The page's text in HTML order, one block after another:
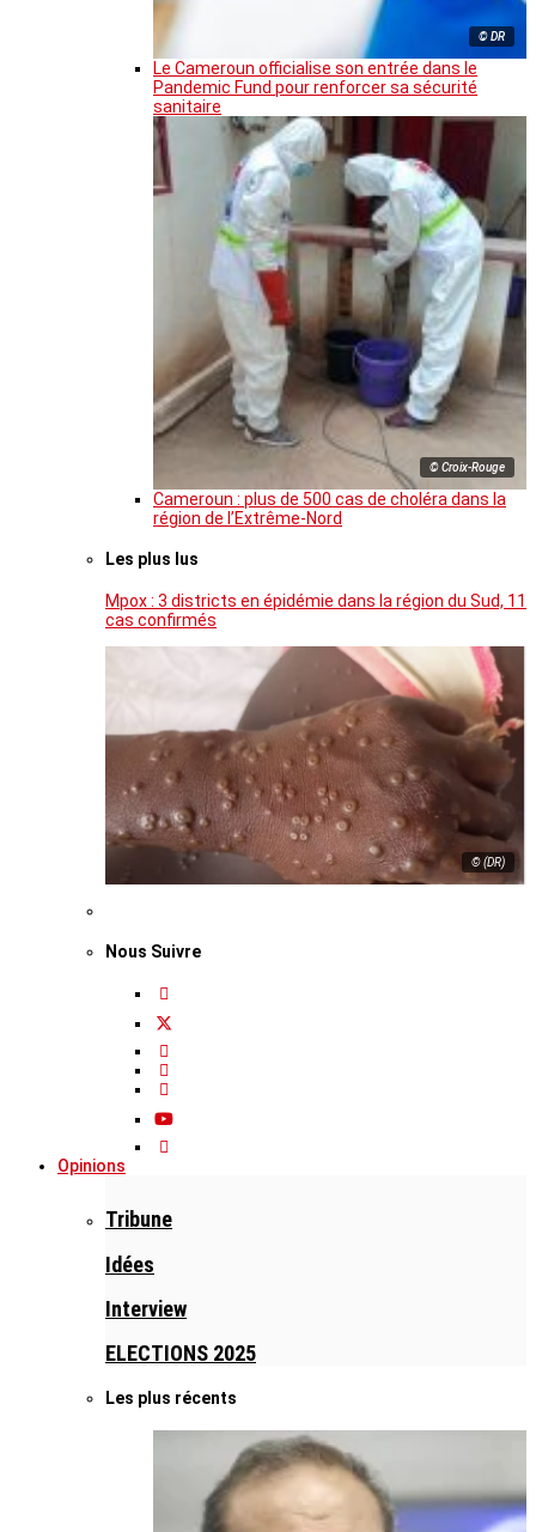
© DR
Le Cameroun officialise son entrée dans le
Pandemic Fund pour renforcer sa sécurité
sanitaire
© Croix-Rouge
Cameroun : plus de 500 cas de choléra dans la
région de l’Extrême-Nord
Les plus lus
Mpox : 3 districts en épidémie dans la région du Sud, 11
cas confirmés
© (DR)
Nous Suivre
Opinions
Tribune
Idées
Interview
ELECTIONS 2025
Les plus récents